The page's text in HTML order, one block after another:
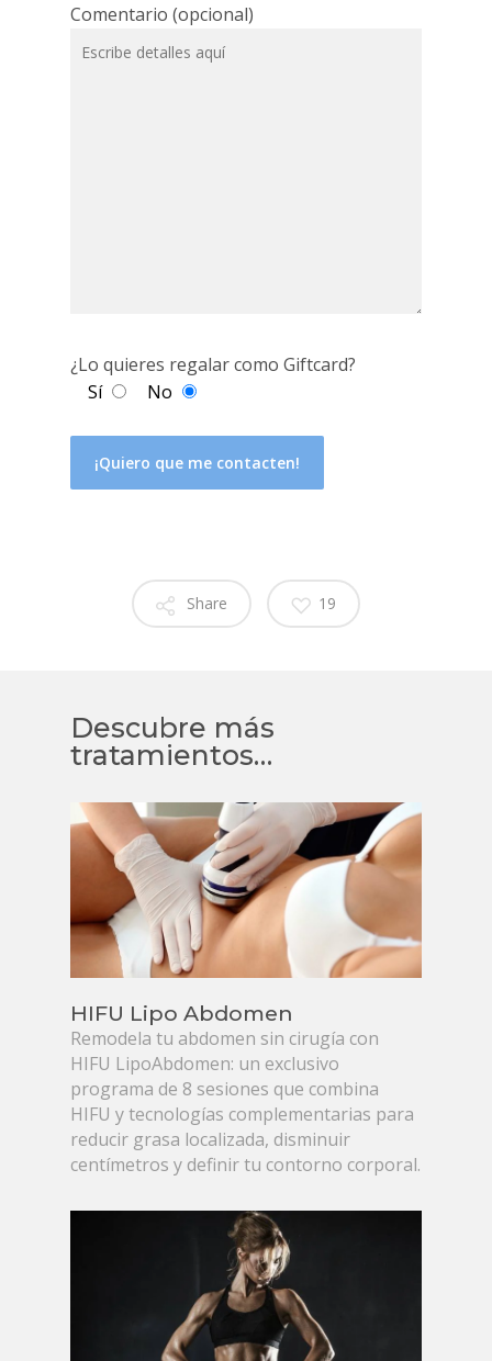
Comentario (opcional)
¿Lo quieres regalar como Giftcard?
Sí
No
Share 19
Descubre más
tratamientos…
HIFU Lipo Abdomen
Remodela tu abdomen sin cirugía con
HIFU LipoAbdomen: un exclusivo
programa de 8 sesiones que combina
HIFU y tecnologías complementarias para
reducir grasa localizada, disminuir
centímetros y definir tu contorno corporal.